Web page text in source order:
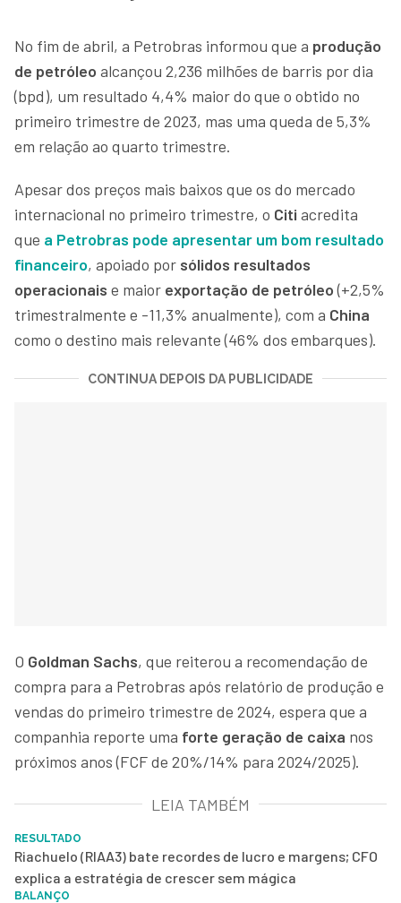
No fim de abril, a Petrobras informou que a produção
de petróleo alcançou 2,236 milhões de barris por dia
(bpd), um resultado 4,4% maior do que o obtido no
primeiro trimestre de 2023, mas uma queda de 5,3%
em relação ao quarto trimestre.
Apesar dos preços mais baixos que os do mercado
internacional no primeiro trimestre, o Citi acredita
que a Petrobras pode apresentar um bom resultado
financeiro, apoiado por sólidos resultados
operacionais e maior exportação de petróleo(+2,5%
trimestralmente e -11,3% anualmente), com a China
como o destino mais relevante (46% dos embarques).
CONTINUA DEPOIS DA PUBLICIDADE
O Goldman Sachs, que reiterou a recomendação de
compra para a Petrobras após relatório de produção e
vendas do primeiro trimestre de 2024, espera que a
companhia reporte uma forte geração de caixa nos
próximos anos (FCF de 20%/14% para 2024/2025).
LEIA TAMBÉM
RESULTADO
Riachuelo (RIAA3) bate recordes de lucro e margens; CFO
explica a estratégia de crescer sem mágica
BALANÇO